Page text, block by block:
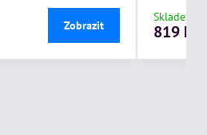
Zobrazit
Skladem
819 Kč